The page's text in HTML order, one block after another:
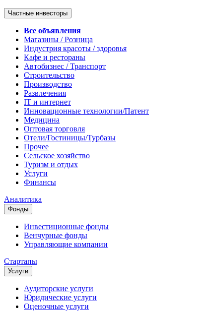
Частные инвесторы
Все объявления
Магазины / Розница
Индустрия красоты / здоровья
Кафе и рестораны
Автобизнес / Транспорт
Строительство
Производство
Развлечения
IT и интернет
Инновационные технологии/Патент
Медицина
Оптовая торговля
Отели/Гостиницы/Турбазы
Прочее
Сельское хозяйство
Туризм и отдых
Услуги
Финансы
Аналитика
Фонды
Инвестиционные фонды
Венчурные фонды
Управляющие компании
Стартапы
Услуги
Аудиторские услуги
Юридические услуги
Оценочные услуги